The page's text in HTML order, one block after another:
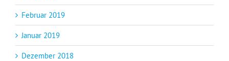
Februar 2019
Januar 2019
Dezember 2018